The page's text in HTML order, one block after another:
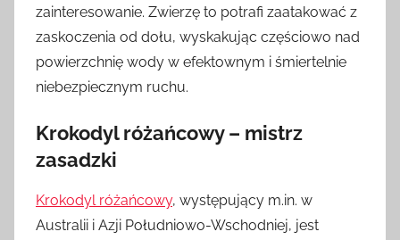
zainteresowanie. Zwierzę to potrafi zaatakować z
zaskoczenia od dołu, wyskakując częściowo nad
powierzchnię wody w efektownym i śmiertelnie
niebezpiecznym ruchu.
Krokodyl różańcowy – mistrz
zasadzki
Krokodyl różańcowy, występujący m.in. w
Australii i Azji Południowo-Wschodniej, jest